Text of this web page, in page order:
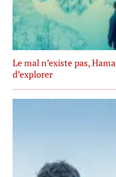
Le mal n’existe pas,
d’explorer